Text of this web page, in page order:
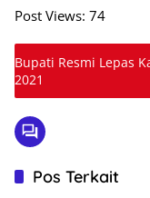
Post Views: 74
Bupati Resmi Lepas
2021
Pos Terkait